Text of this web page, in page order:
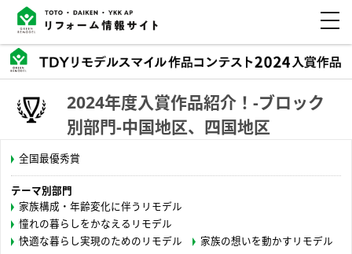
2024年度入賞作品紹介！-ブロック
別部門-中国地区、四国地区
全国最優秀賞
テーマ別部門
家族構成・年齢変化に伴うリモデル
憧れの暮らしをかなえるリモデル
快適な暮らし実現のためのリモデル
家族の想いを動かすリモデル